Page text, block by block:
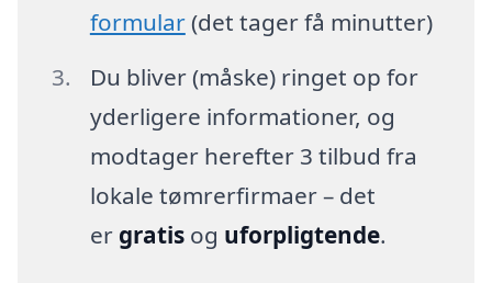
formular(det tager få minutter)
Du bliver (måske) ringet op for
yderligere informationer, og
modtager herefter 3 tilbud fra
lokale tømrerfirmaer – det
er gratisog uforpligtende.